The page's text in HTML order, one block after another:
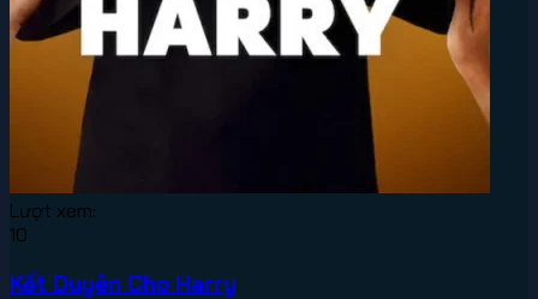
Lượt xem:
10
Kết Duyên Cho Harry